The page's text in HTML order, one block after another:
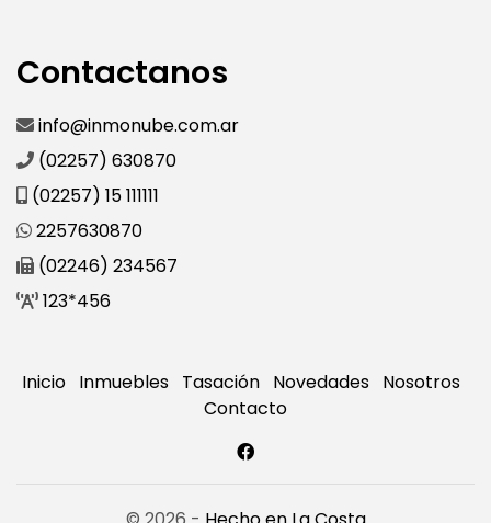
Contactanos
info@inmonube.com.ar
(02257) 630870
(02257) 15 111111
2257630870
(02246) 234567
123*456
Inicio Inmuebles Tasación Novedades Nosotros
Contacto